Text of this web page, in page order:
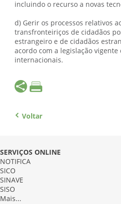
incluindo o recurso a novas
d) Gerir os processos relativos
transfronteiriços de cidadãos
estrangeiro e de cidadãos
acordo com a legislação vigente
internacionais.
Voltar
SERVIÇOS ONLINE
NOTIFICA
SICO
SINAVE
SISO
Mais...